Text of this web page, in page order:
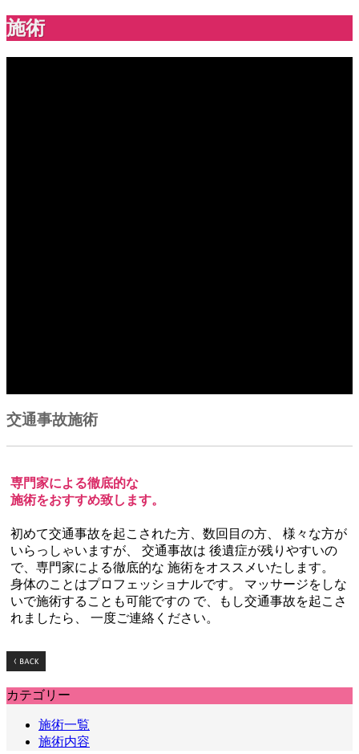
施術
交通事故施術
専門家による徹底的な
施術をおすすめ致します。
初めて交通事故を起こされた方、数回目の方、 様々な方が
いらっしゃいますが、 交通事故は 後遺症が残りやすいの
で、専門家による徹底的な 施術をオススメいたします。
身体のことはプロフェッショナルです。 マッサージをしな
いで施術することも可能ですの で、もし交通事故を起こさ
れましたら、 一度ご連絡ください。
カテゴリー
施術一覧
施術内容